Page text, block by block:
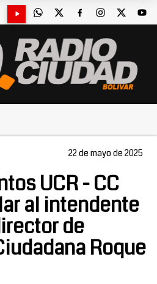
22 de mayo de 2025
UCR - CC
al intendente
de
Roque